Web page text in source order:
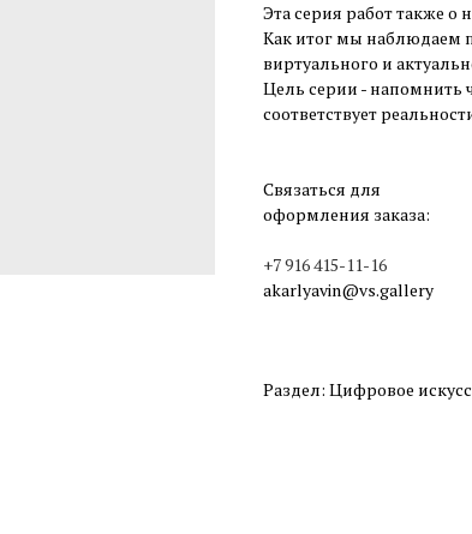
Эта серия работ также
Как итог мы наблюдаем
виртуального и
Цель серии - напомнить
соответствует
Связаться для
оформления заказа:
+7 916 415-11-16
akarlyavin@vs.gallery
Раздел: Цифровое